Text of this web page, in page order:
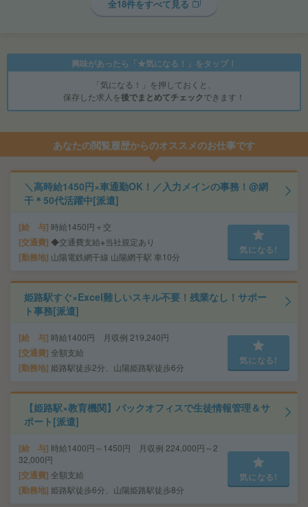
全18件をすべて見る
興味があったら「★気になる！」をタップ！
「気になる！」を押しておくと、
保存した求人を後でまとめてチェックできます！
あなたの閲覧履歴からのオススメのお仕事です
＼高時給1450円×車通勤OK！／入力メインの事務！@網
干＊50代活躍中[派遣]
給 与 時給1450円＋交
交通費 ◆交通費支給※当社規定あり
勤務地 山陽電鉄網干線 山陽網干駅 車10分
気になる!
姫路駅すぐ×Excel難しいスキル不要！残業なし！サポー
ト事務[派遣]
給 与 時給1400円 月収例 219,240円
交通費 全額支給
勤務地 姫路駅徒歩2分、山陽姫路駅徒歩6分
気になる!
【姫路駅×教育機関】バックオフィスで生徒情報管理＆サ
ポート[派遣]
給 与 時給1400円～1450円 月収例 224,000円～2
32,000円
交通費 全額支給
勤務地 姫路駅徒歩6分、山陽姫路駅徒歩8分
気になる!